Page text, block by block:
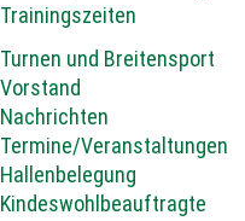
Trainingszeiten
Turnen und Breitensport
Vorstand
Nachrichten
Termine/Veranstaltungen
Hallenbelegung
Kindeswohlbeauftragte